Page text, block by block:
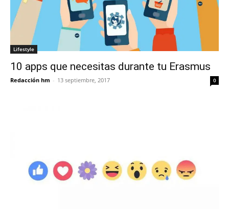
Lifestyle
10 apps que necesitas durante tu Erasmus
Redacción hm - 13 septiembre, 2017 0